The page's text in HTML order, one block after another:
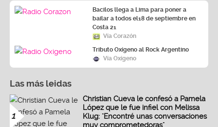
Bacilos llega a Lima para poner a
bailar a todos el18 de septiembre en
Costa 21
Vía Corazón
Tributo Oxígeno al Rock Argentino
Vía Oxígeno
Las más leidas
1
Christian Cueva le confesó a Pamela
López que le fue infiel con Melissa
Klug: "Encontré unas conversaciones
muy comprometedoras"